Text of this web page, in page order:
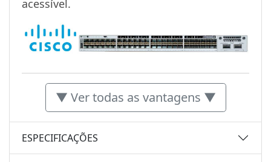
acessível.
▼ Ver todas as vantagens ▼
ESPECIFICAÇÕES